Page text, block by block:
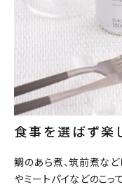
食事を選ばず楽
鯛のあら煮、筑前煮な
やミートパイなどのこっ